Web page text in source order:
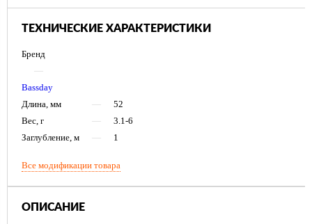
ТЕХНИЧЕСКИЕ ХАРАКТЕРИСТИКИ
Бренд
—
Bassday
Длина, мм
—
52
Вес, г
—
3.1-6
Заглубление, м
— 1
Все модификации товара
ОПИСАНИЕ